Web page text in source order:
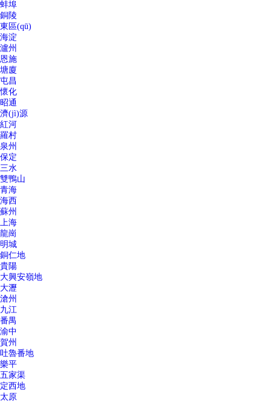
蚌埠
銅陵
東區(qū)
海淀
瀘州
恩施
塘廈
屯昌
懷化
昭通
濟(jì)源
紅河
羅村
泉州
保定
三水
雙鴨山
青海
海西
蘇州
上海
龍崗
明城
銅仁地
貴陽
大興安嶺地
大瀝
滄州
九江
番禺
渝中
賀州
吐魯番地
樂平
五家渠
定西地
太原